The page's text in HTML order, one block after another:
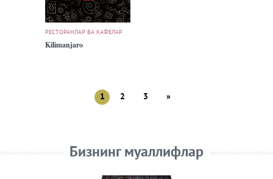
РЕСТОРАНЛАР ВА КАФЕЛАР
Kilimanjaro
1 2 3 »
Бизнинг муаллифлар